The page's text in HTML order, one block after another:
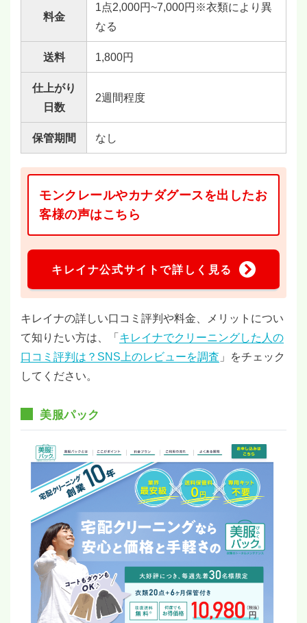
料金
1点2,000円~7,000円※衣類により異
なる
送料 1,800円
仕上がり
日数
2週間程度
保管期間 なし
モンクレールやカナダグースを出したお
客様の声はこちら
キレイナ公式サイトで詳しく見る
キレイナの詳しい口コミ評判や料金、メリットについ
て知りたい方は、「 キレイナでクリーニングした人の
口コミ評判は？SNS上のレビューを調査 」をチェック
してください。
美服パック